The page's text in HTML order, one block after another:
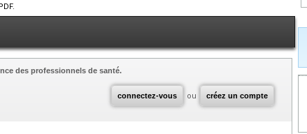
connectez-vous ou créez un compte
des professionnels de santé.